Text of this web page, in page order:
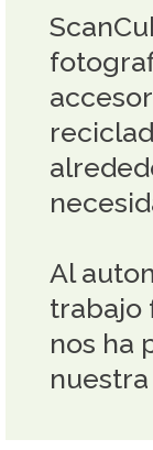
Al
trabajo
nos ha